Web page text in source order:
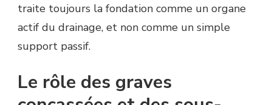
traite toujours la fondation comme un organe
actif du drainage, et non comme un simple
support passif.
Le rôle des graves